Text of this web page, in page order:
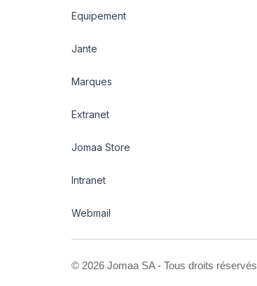
Equipement
Jante
Marques
Extranet
Jomaa Store
Intranet
Webmail
© 2026 Jomaa SA - Tous droits réservés